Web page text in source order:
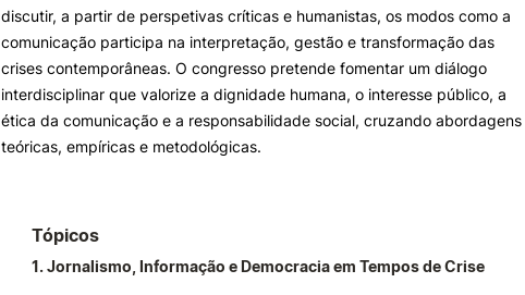
discutir, a partir de perspetivas críticas e humanistas, os modos como a
comunicação participa na interpretação, gestão e transformação das
crises contemporâneas. O congresso pretende fomentar um diálogo
interdisciplinar que valorize a dignidade humana, o interesse público, a
ética da comunicação e a responsabilidade social, cruzando abordagens
teóricas, empíricas e metodológicas.
Tópicos
1. Jornalismo, Informação e Democracia em Tempos de Crise